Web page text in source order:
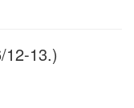
12-13.)